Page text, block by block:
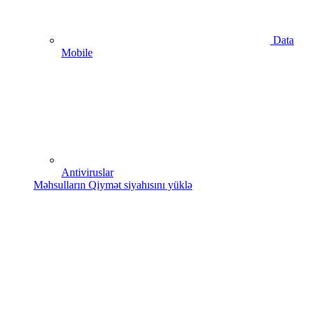
Data
Mobile
Antiviruslar
Məhsulların Qiymət siyahısını yüklə